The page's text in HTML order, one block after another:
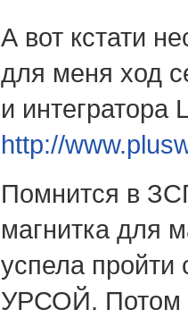
А вот кстати
для меня ход
и интегратора
http://
Помнится в
магнитка для
успела
УРСОЙ. Потом